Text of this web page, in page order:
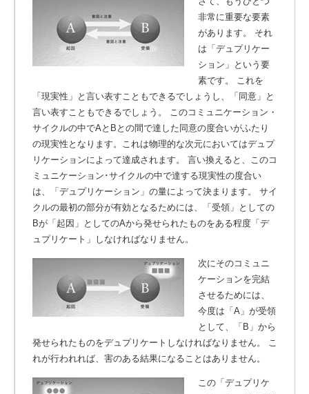
非常に重要な要素
があります。 それ
は「デュプリケー
ション」という要
素です。 これを
「現実性」と言い表すこともできるでしょうし、「同意」と
言い表すこともできるでしょう。 このコミュニケーション・
サイクルの中でAとBとの間で達した同意の度合いがふたり
の現実性となります。これは物理的な次元においてはデュプ
リケーションによって達成されます。 言い換えると、このコ
ミュニケーション･サイクルの中で達する現実性の度合い
は、「デュプリケーション」の量によって決まります。 サイ
クルの最初の部分が有効となるためには、「受領」としての
Bが「起因」としてのAから発せられたものをある程度「デ
ュプリケート」しなければなりません。
次にそのコミュニ
ケーションを完結
させるためには、
今度は「A」が受領
として、「B」から
発せられたものをデュプリケートしなければなりません。
こ
れが行われれば、害のある結果になることはありません。
この「デュプリケ